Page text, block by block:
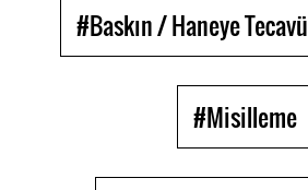
#Baskın / Haneye
#Misilleme